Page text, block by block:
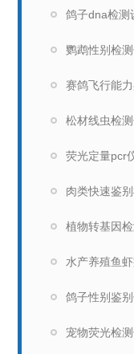
鸽子dna检测
鹦鹉性别检
赛鸽飞行能
松材线虫检
荧光定量pcr
肉类快速鉴
植物转基因
水产养殖鱼
鸽子性别鉴
宠物荧光检